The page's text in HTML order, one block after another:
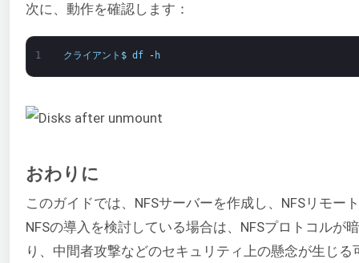
次に、動作を確認します：
1 クライアント $ df - h
おわりに
このガイドでは、NFSサーバーを作成し、NFSリモ
NFSの導入を検討している場合は、NFSプロトコル
り、中間者攻撃などのセキュリティ上の懸念が生じる